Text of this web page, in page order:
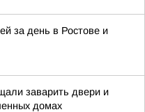
за день в Ростове и
заварить двери и
домах